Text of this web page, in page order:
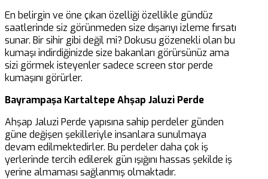
En belirgin ve öne çıkan özelliği özellikle gündüz
saatlerinde siz görünmeden size dışarıyı izleme fırsatı
sunar. Bir sihir gibi değil mi? Dokusu gözenekli olan bu
kumaşı indirdiğinizde size bakanları görürsünüz ama
sizi görmek isteyenler sadece screen stor perde
kumaşını görürler.
Bayrampaşa Kartaltepe Ahşap Jaluzi Perde
Ahşap Jaluzi Perde yapısına sahip perdeler günden
güne değişen şekilleriyle insanlara sunulmaya
devam edilmektedirler. Bu perdeler daha çok iş
yerlerinde tercih edilerek gün ışığını hassas şekilde iş
yerine almaması sağlanmış olmaktadır.